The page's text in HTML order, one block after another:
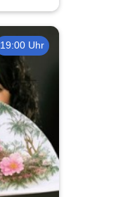
19:00 Uhr